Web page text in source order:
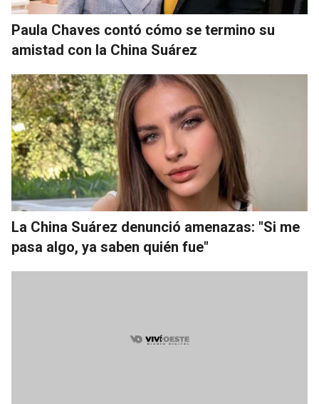
Paula Chaves contó cómo se termino su
amistad con la China Suárez
La China Suárez denunció amenazas: "Si me
pasa algo, ya saben quién fue"